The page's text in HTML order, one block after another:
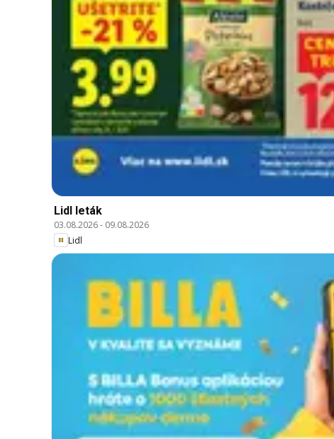
Lidl leták
03.08.2026- 09.08.2026
Lidl